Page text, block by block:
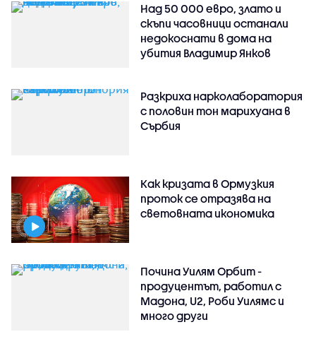
Над 50 000 евро, злато и
скъпи часовници останали
недокоснати в дома на
убития Владимир Янков
Разкриха нарколаборатория
с половин тон марихуана в
Сърбия
Как кризата в Ормузкия
проток се отразява на
световната икономика
Почина Уилям Орбит -
продуцентът, работил с
Мадона, U2, Роби Уилямс и
много други